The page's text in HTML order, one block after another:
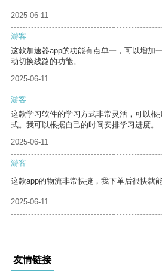
2025-06-11
游客
这款加速器app的功能有点单一，可以增加
动切换线路的功能。
2025-06-11
游客
这款学习软件的学习方式非常灵活，可以根
式。我可以根据自己的时间安排学习进度。
2025-06-11
游客
这款app的物流非常快捷，我下单后很快就能
2025-06-11
友情链接